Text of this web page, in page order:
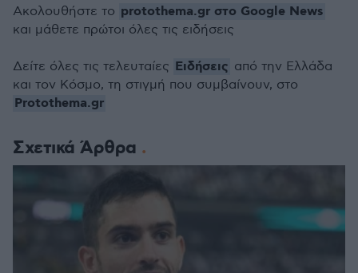
Σχετικά Άρθρα
Ακολουθήστε το protothema.gr στο Google News
και μάθετε πρώτοι όλες τις ειδήσεις
Δείτε όλες τις τελευταίες Ειδήσεις από την Ελλάδα
και τον Κόσμο, τη στιγμή που συμβαίνουν, στο
Protothema.gr